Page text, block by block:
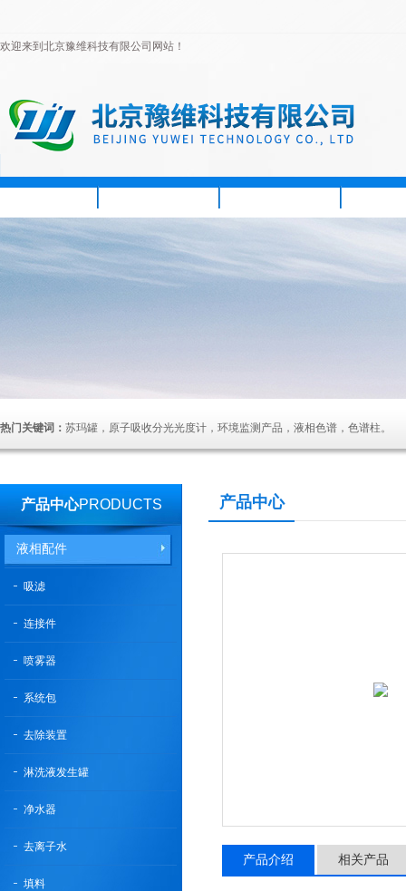
欢迎来到北京豫维科技有限公司网站！
热门关键词： 苏玛罐，原子吸收分光光度计，环境监测产品，液相色谱，色谱柱。
产品中心PRODUCTS
液相配件
吸滤
连接件
喷雾器
系统包
去除装置
淋洗液发生罐
净水器
去离子水
填料
产品中心
产品介绍 相关产品